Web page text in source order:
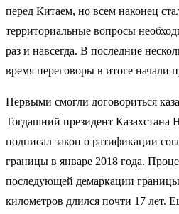
перед Китаем, но всем наконец
территориальные вопросы
раз и навсегда. В последние
время переговоры в итоге начали
Первыми смогли договориться
Тогдашний президент Казахстана
подписал закон о ратификации
границы в январе 2018 года.
последующей демаркации
километров длился почти 17 лет.